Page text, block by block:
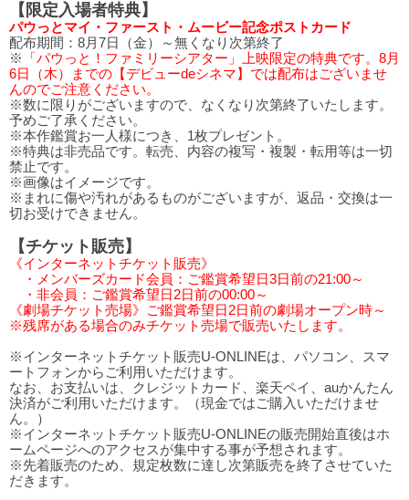
【限定入場者特典】
パウっとマイ・ファースト・ムービー記念ポストカード
配布期間：8月7日（金）～無くなり次第終了
※
「パウっと！ファミリーシアター」上映限定の特典です。8月
6日（木）までの【デビューdeシネマ】では配布はございませ
んのでご注意ください。
※数に限りがございますので、なくなり次第終了いたします。
予めご了承ください。
※本作鑑賞お一人様につき、1枚プレゼント。
※特典は非売品です。転売、内容の複写・複製・転用等は一切
禁止です。
※画像はイメージです。
※まれに傷や汚れがあるものがございますが、返品・交換は一
切お受けできません。
【チケット販売】
《インターネットチケット販売》
・メンバーズカード会員：ご鑑賞希望日3日前の21:00～
・非会員：ご鑑賞希望日2日前の00:00～
《劇場チケット売場》ご鑑賞希望日2日前の劇場オープン時～
※残席がある場合のみチケット売場で販売いたします。
※インターネットチケット販売U-ONLINEは、パソコン、スマ
ートフォンからご利用いただけます。
なお、お支払いは、クレジットカード、楽天ペイ、auかんたん
決済がご利用いただけます。（現金ではご購入いただけませ
ん。）
※インターネットチケット販売U-ONLINEの販売開始直後はホ
ームページへのアクセスが集中する事が予想されます。
※先着販売のため、規定枚数に達し次第販売を終了させていた
だきます。